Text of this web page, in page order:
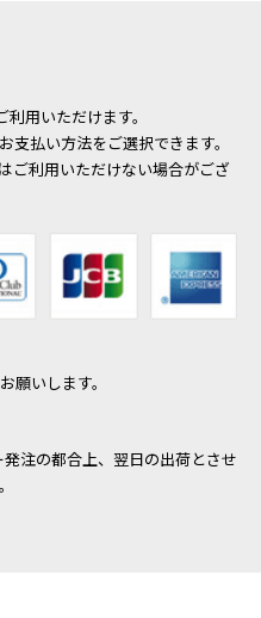
利用いただけます。
払い方法をご選択できます。
ご利用いただけない場合がござ
願いします。
注の都合上、翌日の出荷とさせ